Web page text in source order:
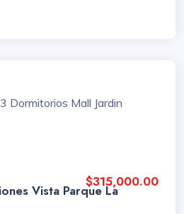
$315,000.00
Vista Parque La